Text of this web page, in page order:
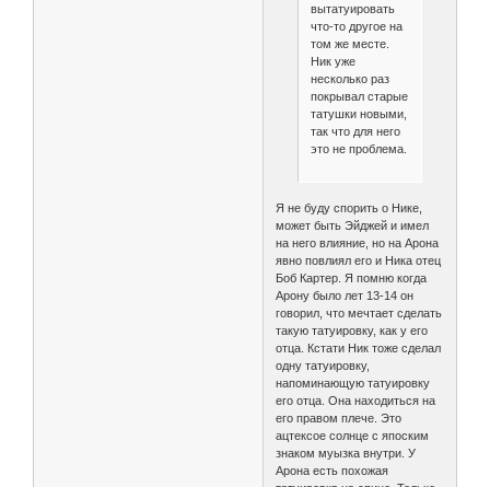
вытатуировать
что-то другое на
том же месте.
Ник уже
несколько раз
покрывал старые
татушки новыми,
так что для него
это не проблема.
Я не буду спорить о Нике,
может быть Эйджей и имел
на него влияние, но на Арона
явно повлиял его и Ника отец
Боб Картер. Я помню когда
Арону было лет 13-14 он
говорил, что мечтает сделать
такую татуировку, как у его
отца. Кстати Ник тоже сделал
одну татуировку,
напоминающую татуировку
его отца. Она находиться на
его правом плече. Это
ацтексое солнце с япоским
знаком муызка внутри. У
Арона есть похожая